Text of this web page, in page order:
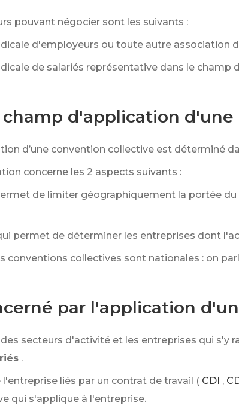
pouvant négocier sont les suivants :
d'employeurs ou toute autre association
de salariés représentative dans le champ
champ d'application
d’une convention collective est déterminé
concerne les 2 aspects suivants :
de limiter géographiquement la portée
permet de déterminer les entreprises dont
conventions collectives sont nationales : on
par l'application
secteurs d'activité et les entreprises qui s'y
.
l'entreprise liés par un contrat de travail ( CDI ,
qui s'applique à l'entreprise.